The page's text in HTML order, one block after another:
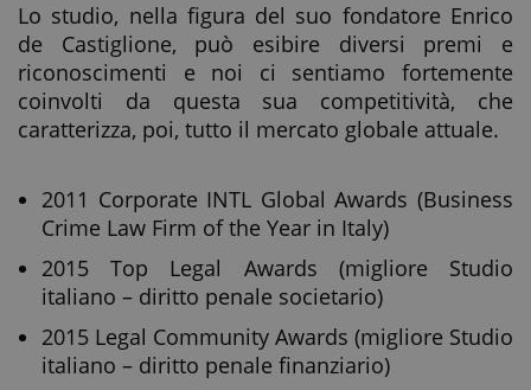
Lo studio, nella figura del suo fondatore Enrico
de Castiglione, può esibire diversi premi e
riconoscimenti e noi ci sentiamo fortemente
coinvolti da questa sua competitività, che
caratterizza, poi, tutto il mercato globale attuale.
2011 Corporate INTL Global Awards (Business
Crime Law Firm of the Year in Italy)
2015 Top Legal Awards (migliore Studio
italiano – diritto penale societario)
2015 Legal Community Awards (migliore Studio
italiano – diritto penale finanziario)